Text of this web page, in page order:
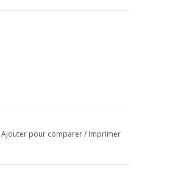
Ajouter pour comparer/ Imprimer